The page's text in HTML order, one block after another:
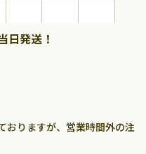
日発送！
おりますが、営業時間外の注